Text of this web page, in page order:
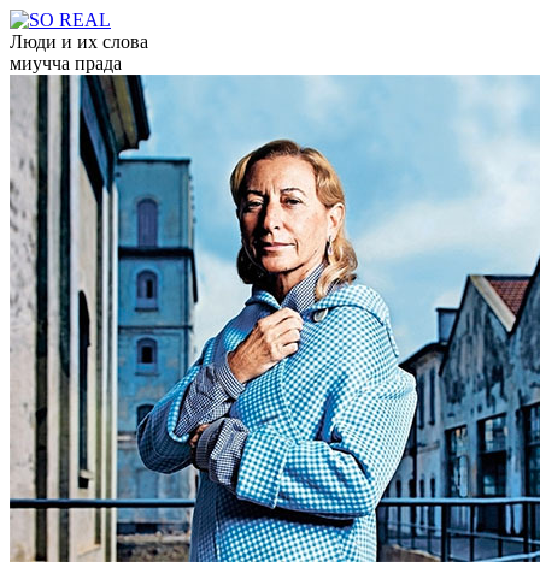
Люди и их слова
миучча прада